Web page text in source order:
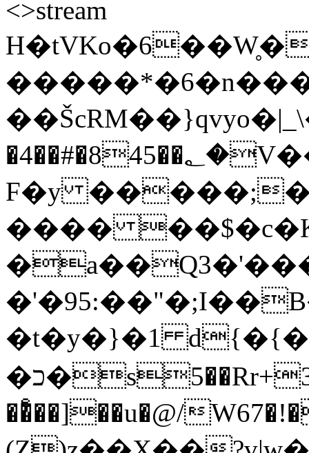
<>stream
�4��#�845��؂�V��ܕ2�dCɹ�H���I�.�y�2Q�3�h�\U�O������]QNE����w:�̈Ϙ�b�wm6w9�5+h4�
F�y
����
�t�y�}�1
�כ�s5��Rr+3��V�� x�&���z$�7�)݄asD��Zt�Z�R�Xfc���{���=j��{^��z�e��R�*�t��D$����|
��ͤ��]��u�@/